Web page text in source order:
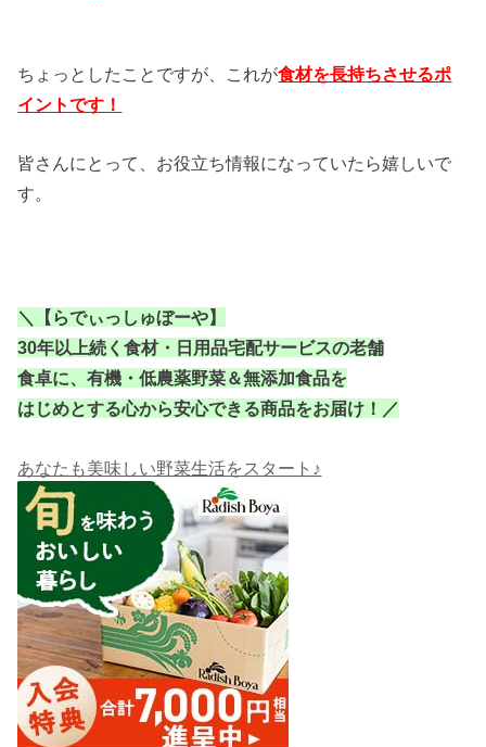
ちょっとしたことですが、これが食材を長持ちさせるポ
イントです！
皆さんにとって、お役立ち情報になっていたら嬉しいで
す。
＼【らでぃっしゅぼーや】
30年以上続く食材・日用品宅配サービスの老舗
食卓に、有機・低農薬野菜＆無添加食品を
はじめとする心から安心できる商品をお届け！／
あなたも美味しい野菜生活をスタート♪